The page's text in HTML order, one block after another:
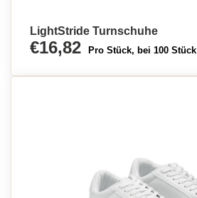
LightStride Turnschuhe
€16,82 Pro Stück, bei 100 Stück